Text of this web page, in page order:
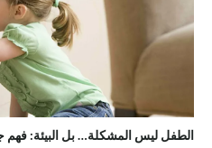
الطفل ليس المشكلة… بل البيئة: فهم